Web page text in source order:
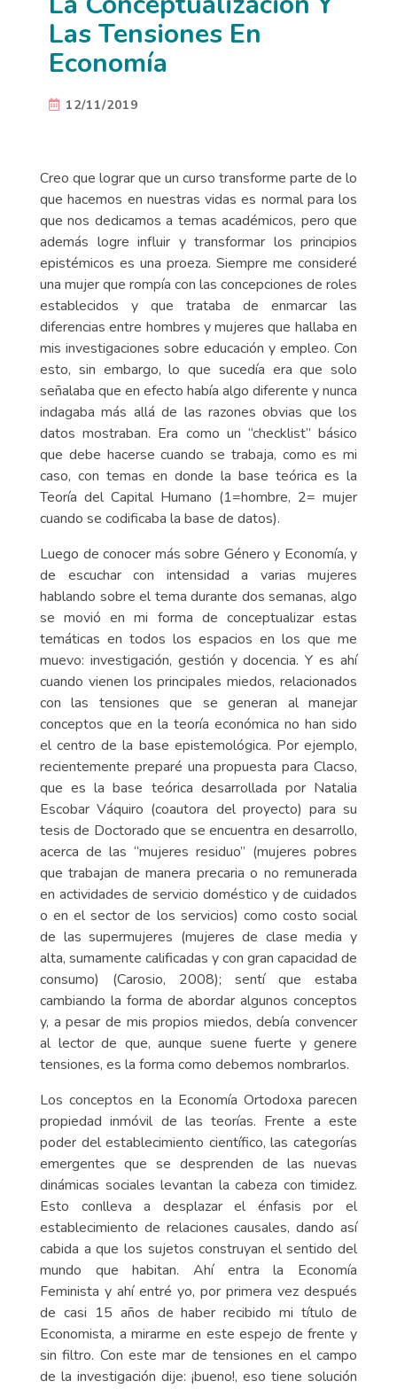
Las Tensiones En
Economía
12/11/2019
Creo que lograr que un curso transforme parte de lo
que hacemos en nuestras vidas es normal para los
que nos dedicamos a temas académicos, pero que
además logre influir y transformar los principios
epistémicos es una proeza. Siempre me consideré
una mujer que rompía con las concepciones de roles
establecidos y que trataba de enmarcar las
diferencias entre hombres y mujeres que hallaba en
mis investigaciones sobre educación y empleo. Con
esto, sin embargo, lo que sucedía era que solo
señalaba que en efecto había algo diferente y nunca
indagaba más allá de las razones obvias que los
datos mostraban. Era como un “checklist” básico
que debe hacerse cuando se trabaja, como es mi
caso, con temas en donde la base teórica es la
Teoría del Capital Humano (1=hombre, 2= mujer
cuando se codificaba la base de datos).
Luego de conocer más sobre Género y Economía, y
de escuchar con intensidad a varias mujeres
hablando sobre el tema durante dos semanas, algo
se movió en mi forma de conceptualizar estas
temáticas en todos los espacios en los que me
muevo: investigación, gestión y docencia. Y es ahí
cuando vienen los principales miedos, relacionados
con las tensiones que se generan al manejar
conceptos que en la teoría económica no han sido
el centro de la base epistemológica. Por ejemplo,
recientemente preparé una propuesta para Clacso,
que es la base teórica desarrollada por Natalia
Escobar Váquiro (coautora del proyecto) para su
tesis de Doctorado que se encuentra en desarrollo,
acerca de las “mujeres residuo” (mujeres pobres
que trabajan de manera precaria o no remunerada
en actividades de servicio doméstico y de cuidados
o en el sector de los servicios) como costo social
de las supermujeres (mujeres de clase media y
alta, sumamente calificadas y con gran capacidad de
consumo) (Carosio, 2008); sentí que estaba
cambiando la forma de abordar algunos conceptos
y, a pesar de mis propios miedos, debía convencer
al lector de que, aunque suene fuerte y genere
tensiones, es la forma como debemos nombrarlos.
Los conceptos en la Economía Ortodoxa parecen
propiedad inmóvil de las teorías. Frente a este
poder del establecimiento científico, las categorías
emergentes que se desprenden de las nuevas
dinámicas sociales levantan la cabeza con timidez.
Esto conlleva a desplazar el énfasis por el
establecimiento de relaciones causales, dando así
cabida a que los sujetos construyan el sentido del
mundo que habitan. Ahí entra la Economía
Feminista y ahí entré yo, por primera vez después
de casi 15 años de haber recibido mi título de
Economista, a mirarme en este espejo de frente y
sin filtro. Con este mar de tensiones en el campo
de la investigación dije: ¡bueno!, eso tiene solución